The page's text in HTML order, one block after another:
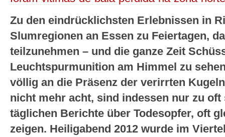
Zu den eindrücklichsten Erlebnissen in
Slumregionen an Essen zu Feiertagen,
teilzunehmen – und die ganze Zeit
Leuchtspurmunition am Himmel zu
völlig an die Präsenz der verirrten
nicht mehr acht, sind indessen nur zu
täglichen Berichte über Todesopfer, oft
zeigen. Heiligabend 2012 wurde im